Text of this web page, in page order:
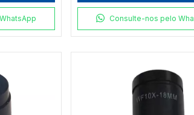
Consulte-nos pelo